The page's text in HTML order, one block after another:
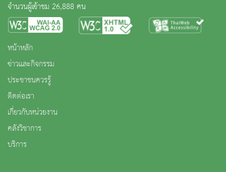
จำนวนผู้เข้าชม 26,888 คน
หน้าหลัก
ข่าวและกิจกรรม
ประชาชนควรรู้
ติดต่อเรา
เกี่ยวกับหน่วยงาน
คลังวิชาการ
บริการ